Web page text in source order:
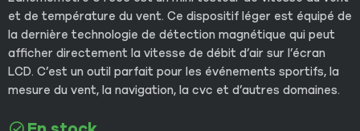
et de température du vent. Ce dispositif léger est équipé de
la dernière technologie de détection magnétique qui peut
afficher directement la vitesse de débit d’air sur l’écran
LCD. C’est un outil parfait pour les événements sportifs, la
mesure du vent, la navigation, la cvc et d’autres domaines.